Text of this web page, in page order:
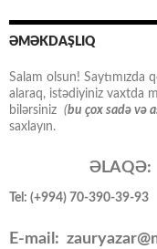
ƏMƏKDAŞLIQ
Salam olsun! Saytımızda
alaraq, istədiyiniz vaxtda
bilərsiniz (bu çox sadə və
saxlayın.
ƏLAQƏ:
Tel: (+994) 70-390-39-93
E-mail: